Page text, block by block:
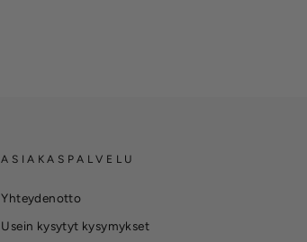
ASIAKASPALVELU
Yhteydenotto
Usein kysytyt kysymykset